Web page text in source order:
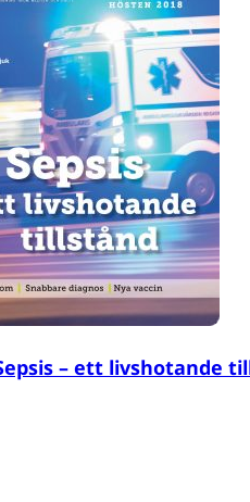
– ett livshotande